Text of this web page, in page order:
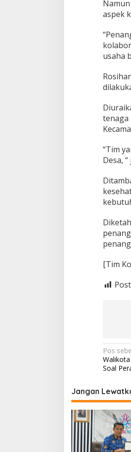
aspek
usaha
tenaga
“Tim
Desa,
[Tim
pos
Pos
Soal
Jangan